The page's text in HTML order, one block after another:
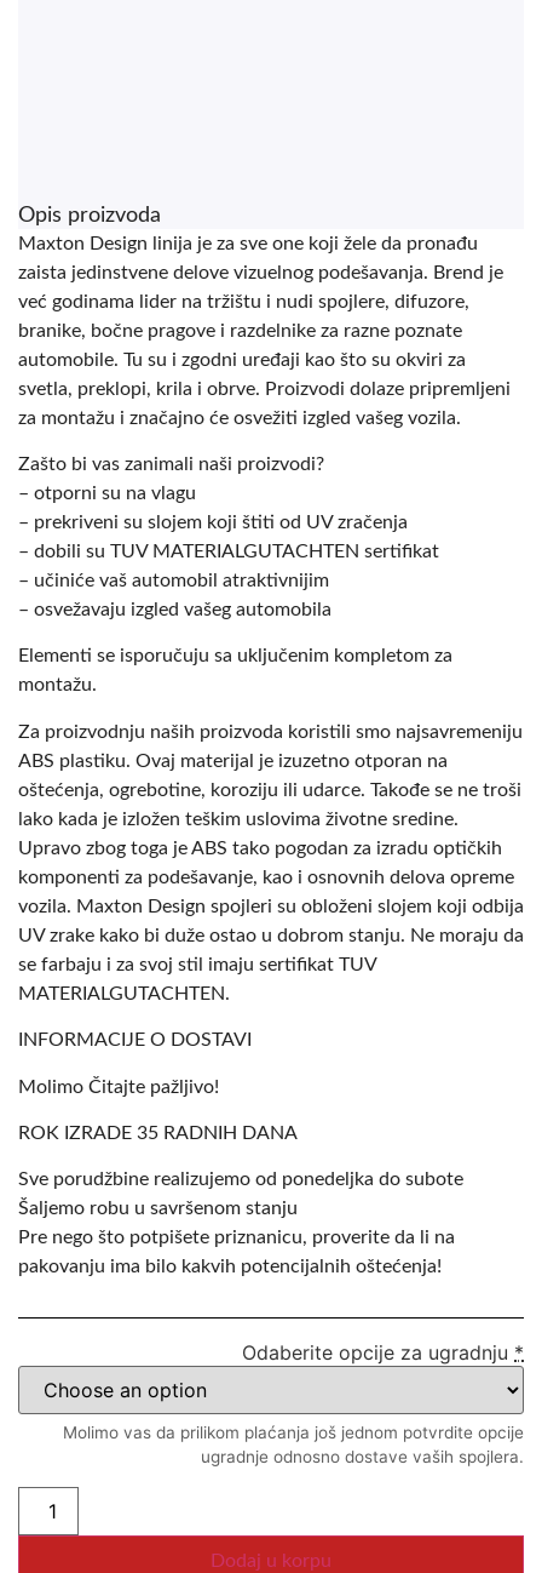
Opis proizvoda
Maxton Design linija je za sve one koji žele da pronađu
zaista jedinstvene delove vizuelnog podešavanja. Brend je
već godinama lider na tržištu i nudi spojlere, difuzore,
branike, bočne pragove i razdelnike za razne poznate
automobile. Tu su i zgodni uređaji kao što su okviri za
svetla, preklopi, krila i obrve. Proizvodi dolaze pripremljeni
za montažu i značajno će osvežiti izgled vašeg vozila.
Zašto bi vas zanimali naši proizvodi?
– otporni su na vlagu
– prekriveni su slojem koji štiti od UV zračenja
– dobili su TUV MATERIALGUTACHTEN sertifikat
– učiniće vaš automobil atraktivnijim
– osvežavaju izgled vašeg automobila
Elementi se isporučuju sa uključenim kompletom za
montažu.
Za proizvodnju naših proizvoda koristili smo najsavremeniju
ABS plastiku. Ovaj materijal je izuzetno otporan na
oštećenja, ogrebotine, koroziju ili udarce. Takođe se ne troši
lako kada je izložen teškim uslovima životne sredine.
Upravo zbog toga je ABS tako pogodan za izradu optičkih
komponenti za podešavanje, kao i osnovnih delova opreme
vozila. Maxton Design spojleri su obloženi slojem koji odbija
UV zrake kako bi duže ostao u dobrom stanju. Ne moraju da
se farbaju i za svoj stil imaju sertifikat TUV
MATERIALGUTACHTEN.
INFORMACIJE O DOSTAVI
Molimo Čitajte pažljivo!
ROK IZRADE 35 RADNIH DANA
Sve porudžbine realizujemo od ponedeljka do subote
Šaljemo robu u savršenom stanju
Pre nego što potpišete priznanicu, proverite da li na
pakovanju ima bilo kakvih potencijalnih oštećenja!
Odaberite opcije za ugradnju *
Molimo vas da prilikom plaćanja još jednom potvrdite opcije
ugradnje odnosno dostave vaših spojlera.
Dodaj u korpu